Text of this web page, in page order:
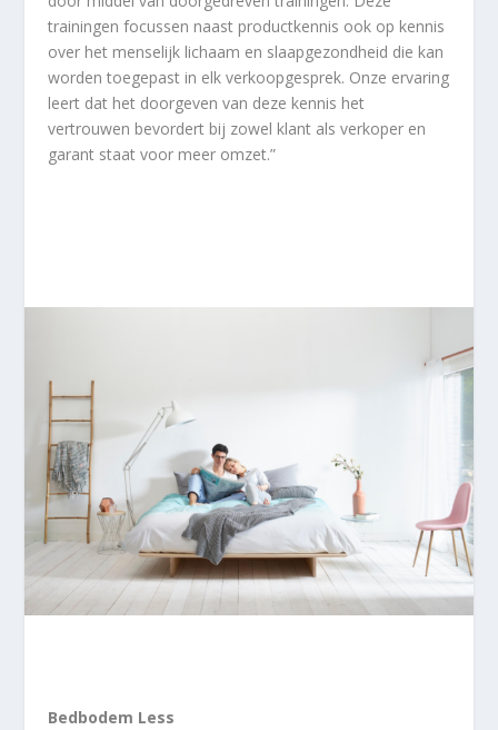
trainingen focussen naast productkennis ook op kennis
over het menselijk lichaam en slaapgezondheid die kan
worden toegepast in elk verkoopgesprek. Onze ervaring
leert dat het doorgeven van deze kennis het
vertrouwen bevordert bij zowel klant als verkoper en
garant staat voor meer omzet.”
Bedbodem Less